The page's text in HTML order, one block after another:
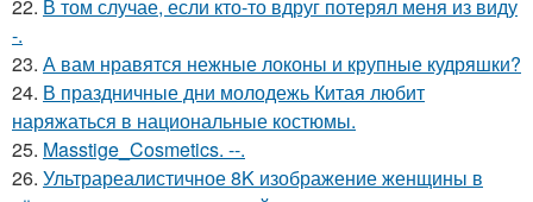
22. В том случае, если кто-то вдруг потерял меня из виду
-.
23. А вам нравятся нежные локоны и крупные кудряшки?
24. В праздничные дни молодежь Китая любит
наряжаться в национальные костюмы.
25. Masstige_Cosmetics. --.
26. Ультрареалистичное 8K изображение женщины в